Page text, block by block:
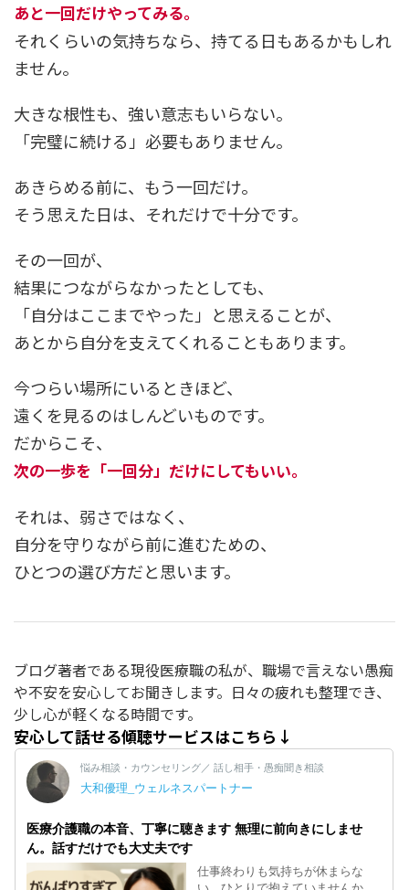
あと一回だけやってみる。
それくらいの気持ちなら、持てる日もあるかもしれ
ません。
大きな根性も、強い意志もいらない。
「完璧に続ける」必要もありません。
あきらめる前に、もう一回だけ。
そう思えた日は、それだけで十分です。
その一回が、
結果につながらなかったとしても、
「自分はここまでやった」と思えることが、
あとから自分を支えてくれることもあります。
今つらい場所にいるときほど、
遠くを見るのはしんどいものです。
だからこそ、
次の一歩を「一回分」だけにしてもいい。
それは、弱さではなく、
自分を守りながら前に進むための、
ひとつの選び方だと思います。
ブログ著者である現役医療職の私が、職場で言えない愚痴
や不安を安心してお聞きします。日々の疲れも整理でき、
少し心が軽くなる時間です。
安心して話せる傾聴サービスはこちら↓